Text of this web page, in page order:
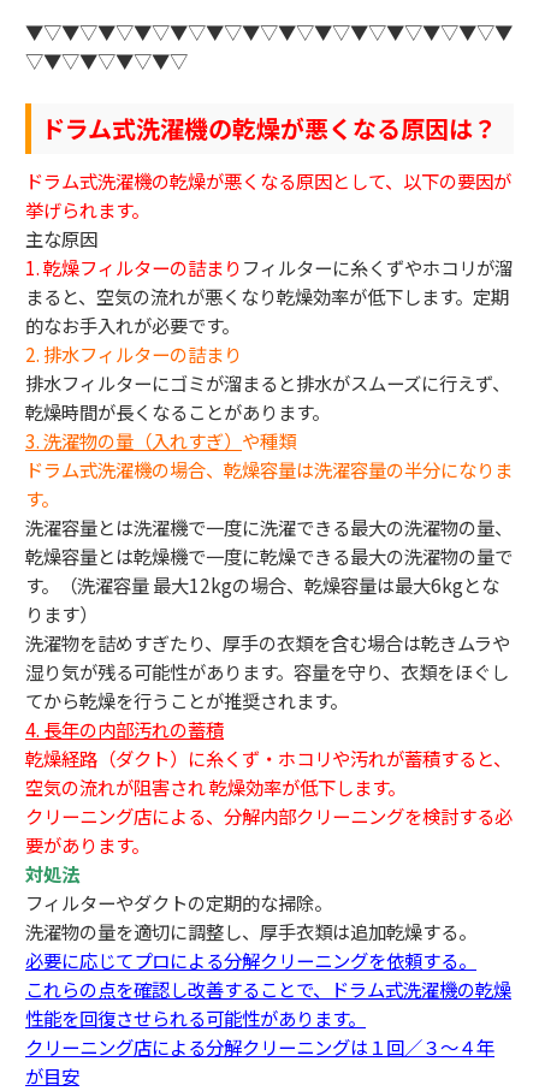
▼▽▼▽▼▽▼▽▼▽▼▽▼▽▼▽▼▽▼▽▼▽▼▽▼▽▼
▽▼▽▼▽▼▽▼▽
ドラム式洗濯機の乾燥が悪くなる原因は？
ドラム式洗濯機の乾燥が悪くなる原因として、以下の要因が
挙げられます。
主な原因
1. 乾燥フィルターの詰まりフィルターに糸くずやホコリが溜
まると、空気の流れが悪くなり乾燥効率が低下します。定期
的なお手入れが必要です。
2. 排水フィルターの詰まり
排水フィルターにゴミが溜まると排水がスムーズに行えず、
乾燥時間が長くなることがあります。
3.洗濯物の量（入れすぎ） や種類
ドラム式洗濯機の場合、乾燥容量は洗濯容量の半分になりま
す。
洗濯容量とは洗濯機で一度に洗濯できる最大の洗濯物の量、
乾燥容量とは乾燥機で一度に乾燥できる最大の洗濯物の量で
す。（洗濯容量 最大12kgの場合、乾燥容量は最大6kgとな
ります）
洗濯物を詰めすぎたり、厚手の衣類を含む場合は乾きムラや
湿り気が残る可能性があります。容量を守り、衣類をほぐし
てから乾燥を行うことが推奨されます。
4. 長年の内部汚れの蓄積
乾燥経路（ダクト）に糸くず・ホコリや汚れが蓄積すると、
空気の流れが阻害され 乾燥効率が低下します。
クリーニング店による、分解内部クリーニングを検討する必
要があります。
対処法
フィルターやダクトの定期的な掃除。
洗濯物の量を適切に調整し、厚手衣類は追加乾燥する。
必要に応じてプロによる分解クリーニングを依頼する。
これらの点を確認し改善することで、ドラム式洗濯機の乾燥
性能を回復させられる可能性があります。
クリーニング店による分解クリーニングは１回／３～４年
が目安